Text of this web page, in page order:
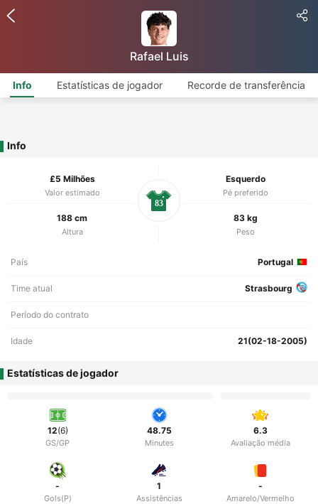
Rafael Luis
Info Estatísticas de jogador Recorde de transferência
Info
£5 Milhões
Valor estimado
Esquerdo
Pé preferido
188 cm
Altura
83 kg
Peso
83
País Portugal
Time atual Strasbourg
Período do contrato
Idade 21(02-18-2005)
Estatísticas de jogador
12(6)
GS/GP
48.75
Minutes
6.3
Avaliação média
-
Gols(P)
1
Assistências
-
Amarelo/Vermelho